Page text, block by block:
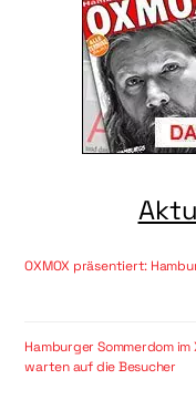
OXMOX präsentiert:
Hamburger Sommerdom
warten auf die Besucher